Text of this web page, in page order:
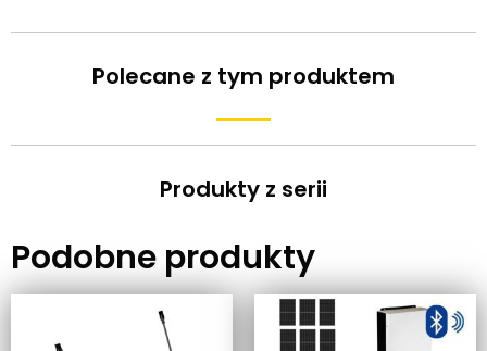
Polecane z tym produktem
Produkty z serii
Podobne produkty